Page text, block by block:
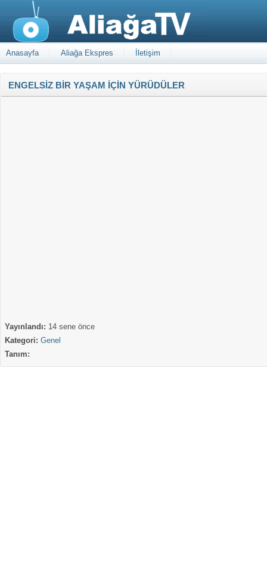
Anasayfa Aliağa Ekspres İletişim
ENGELSİZ BİR YAŞAM İÇİN YÜRÜDÜLER
Yayınlandı: 14 sene önce
Kategori: Genel
Tanım: